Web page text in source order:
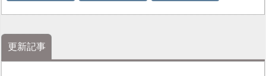
更新記事